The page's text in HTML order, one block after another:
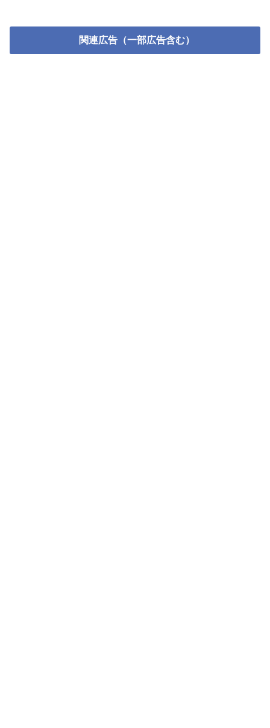
関連広告（一部広告含む）